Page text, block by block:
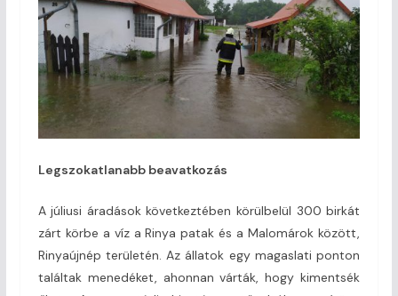
Legszokatlanabb beavatkozás
A júliusi áradások következtében körülbelül 300 birkát
zárt körbe a víz a Rinya patak és a Malomárok között,
Rinyaújnép területén. Az állatok egy magaslati ponton
találtak menedéket, ahonnan várták, hogy kimentsék